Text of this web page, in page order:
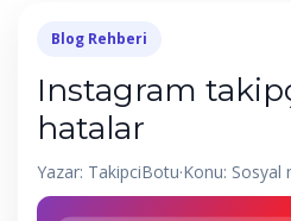
Blog Rehberi
Instagram
hatalar
Yazar: TakipciBotu·Konu: Sosyal